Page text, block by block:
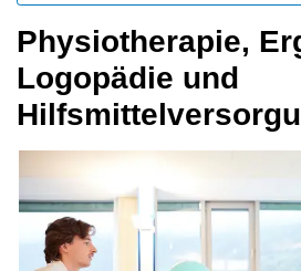
Physiotherapie,
Logopädie und
Zugehörige Objekte